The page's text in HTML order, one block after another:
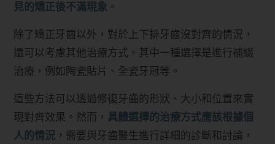
見的矯正後不滿現象 。
除了矯正牙齒以外，對於上下排牙齒沒對齊的情況，
還可以考慮其他治療方式。其中一種選擇是進行補綴
治療，例如陶瓷貼片、全瓷牙冠等。
這些方法可以透過修復牙齒的形狀、大小和位置來實
現對齊效果。然而， 具體選擇的治療方式應該根據個
人的情況， 需要與牙齒醫生進行詳細的診斷和討論，